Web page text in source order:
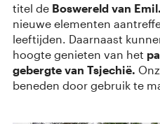
titel de Boswereld van Emil.
nieuwe elementen
leeftijden. Daarnaast
hoogte genieten van het
gebergte van Tsjechië.
beneden door gebruik te